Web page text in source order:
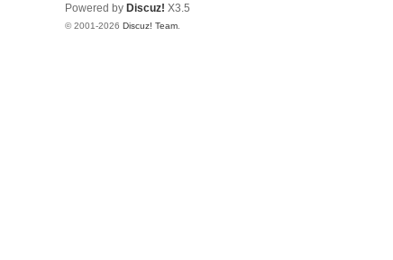
Powered by Discuz! X3.5
© 2001-2026 Discuz! Team